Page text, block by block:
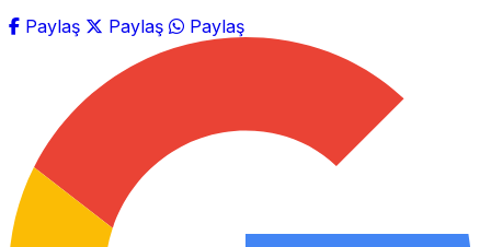
Paylaş
Paylaş Paylaş